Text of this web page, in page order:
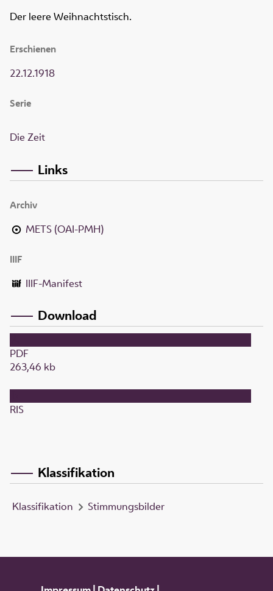
Der leere Weihnachtstisch.
Erschienen
22.12.1918
Serie
Die Zeit
Links
Archiv
METS (OAI-PMH)
IIIF
IIIF-Manifest
Download
PDF
263,46 kb
RIS
Klassifikation
Klassifikation Stimmungsbilder